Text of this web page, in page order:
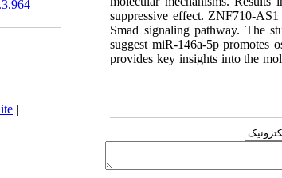
|
suppressive effect. ZNF710-
Smad signaling pathway. The
suggest miR-146a-5p promotes
provides key insights into the